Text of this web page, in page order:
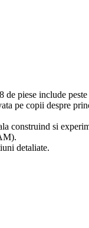
piese include
pe copii despre
construind si
detaliate.